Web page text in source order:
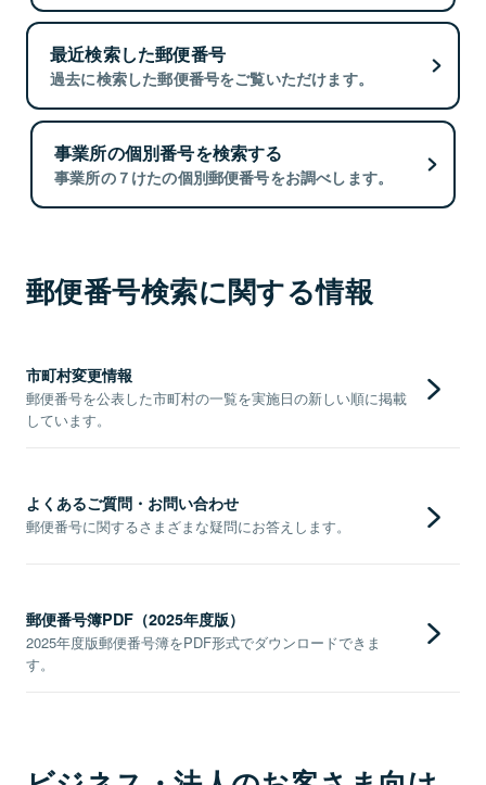
最近検索した郵便番号
過去に検索した郵便番号をご覧いただけます。
事業所の個別番号を検索する
事業所の７けたの個別郵便番号をお調べします。
郵便番号検索に関する情報
市町村変更情報
郵便番号を公表した市町村の一覧を実施日の新しい順に掲載
しています。
よくあるご質問・お問い合わせ
郵便番号に関するさまざまな疑問にお答えします。
郵便番号簿PDF（2025年度版）
2025年度版郵便番号簿をPDF形式でダウンロードできま
す。